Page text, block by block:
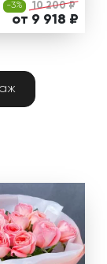
-3% 10 200 ₽
от 9 918 ₽